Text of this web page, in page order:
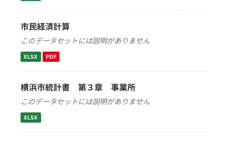
市民経済計算
このデータセットには説明がありません
XLSX PDF
横浜市統計書 第３章 事業所
このデータセットには説明がありません
XLSX